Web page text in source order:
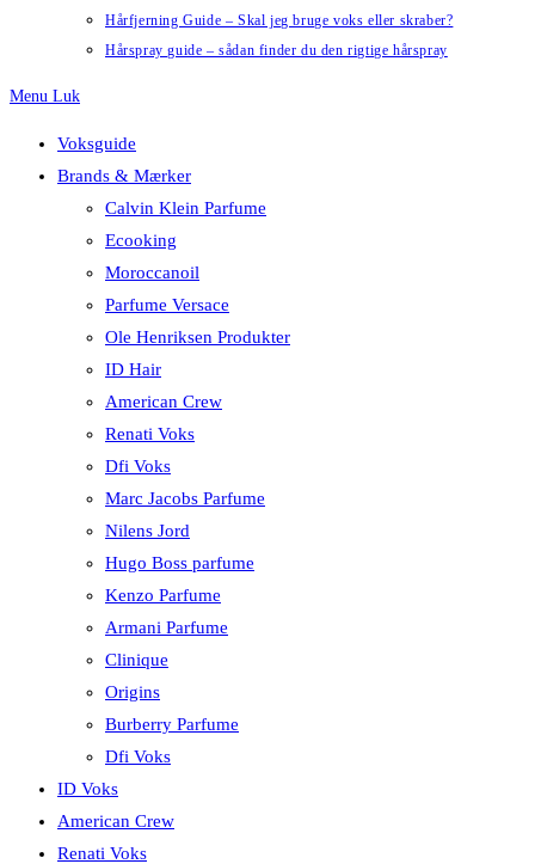
Hårfjerning Guide – Skal jeg bruge voks eller skraber?
Hårspray guide – sådan finder du den rigtige hårspray
Menu Luk
Voksguide
Brands & Mærker
Calvin Klein Parfume
Ecooking
Moroccanoil
Parfume Versace
Ole Henriksen Produkter
ID Hair
American Crew
Renati Voks
Dfi Voks
Marc Jacobs Parfume
Nilens Jord
Hugo Boss parfume
Kenzo Parfume
Armani Parfume
Clinique
Origins
Burberry Parfume
Dfi Voks
ID Voks
American Crew
Renati Voks